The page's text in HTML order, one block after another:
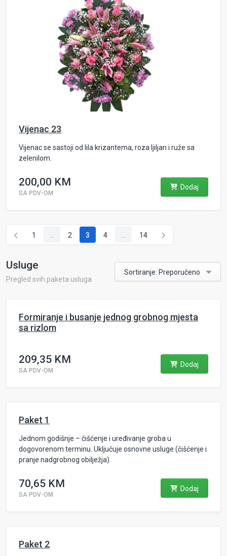
Vijenac 23
Vijenac se sastoji od lila krizantema, roza ljiljan i ruže sa
zelenilom.
200,00 KM
SA PDV-OM
Dodaj
1 2 3 4 14
Usluge
Pregled svih paketa usluga
Sortiranje: Preporučeno
Formiranje i busanje jednog grobnog mjesta
sa rizlom
209,35 KM
SA PDV-OM
Dodaj
Paket 1
Jednom godišnje – čišćenje i uređivanje groba u
dogovorenom terminu. Uključuje osnovne usluge (čišćenje i
pranje nadgrobnog obilježja).
70,65 KM
SA PDV-OM
Dodaj
Paket 2